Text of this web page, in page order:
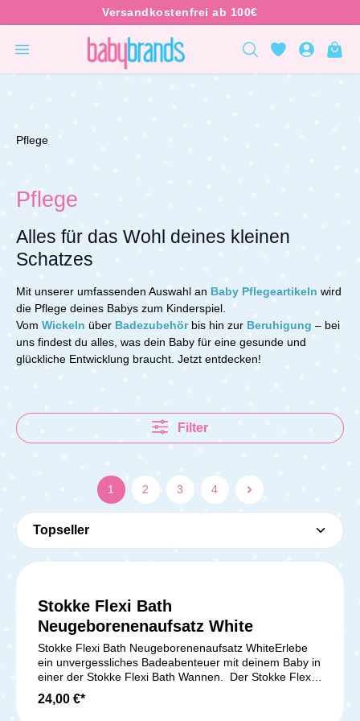
Pflege
Pflege
Alles für das Wohl deines kleinen
Schatzes
Mit unserer umfassenden Auswahl an Baby Pflegeartikeln wird
die Pflege deines Babys zum Kinderspiel.
Vom Wickeln über Badezubehörbis hin zur Beruhigung – bei
uns findest du alles, was dein Baby für eine gesunde und
glückliche Entwicklung braucht. Jetzt entdecken!
Filter
1 2 3 4
Stokke Flexi Bath
Neugeborenenaufsatz White
Stokke Flexi Bath Neugeborenenaufsatz WhiteErlebe
ein unvergessliches Badeabenteuer mit deinem Baby in
einer der Stokke Flexi Bath Wannen. Der Stokke Flexi
Bath Neugeborenenaufsatz sorgt dafür, dass dein Baby
unbeschreiblich schöne Bademomente genießen kann.
24,00 €*